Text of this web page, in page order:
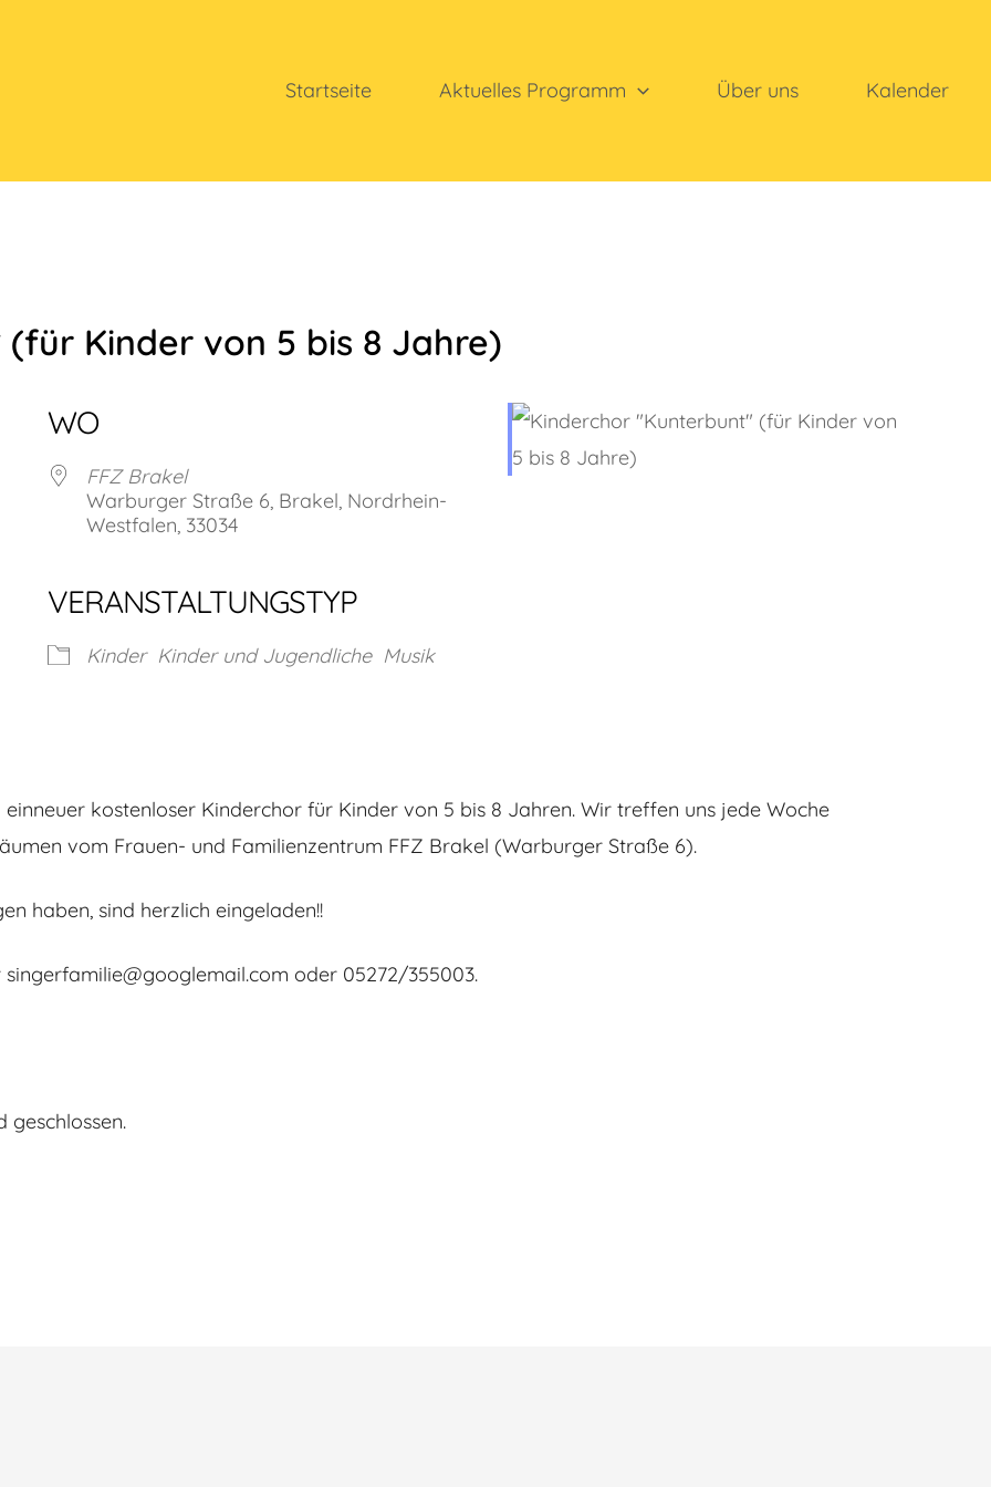
Startseite Aktuelles Programm Über uns Kalender
Kinder von 5 bis 8 Jahre)
WO
FFZ Brakel
Warburger Straße 6, Brakel, Nordrhein-
Westfalen, 33034
VERANSTALTUNGSTYP
Kinder Kinder und Jugendliche Musik
kostenloser Kinderchor für Kinder von 5 bis 8 Jahren. Wir treffen uns jede Woche
vom Frauen- und Familienzentrum FFZ Brakel (Warburger Straße 6).
haben, sind herzlich eingeladen!!
oder 05272/355003.
geschlossen.